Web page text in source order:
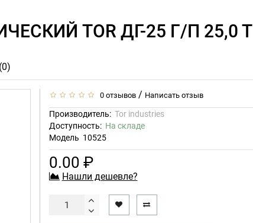
TOR ДГ-25 Г/П 25,0 Т
0 отзывов / Написать отзыв
Производитель: Tor industries
Доступность: На складе
Модель 10525
0.00 ₽
Нашли дешевле?